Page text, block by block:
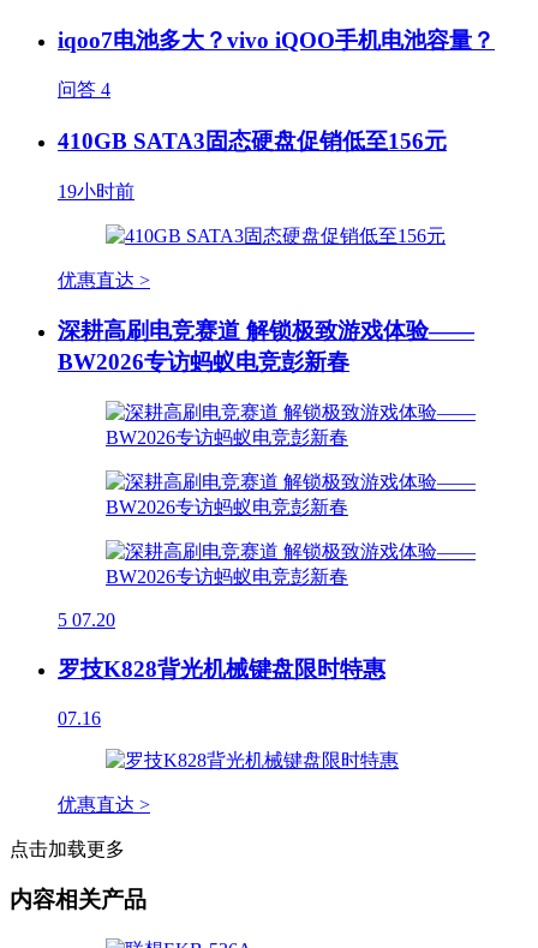
iqoo7电池多大？vivo iQOO手机电池容量？
问答 4
410GB SATA3固态硬盘促销低至156元
19小时前
优惠直达 >
深耕高刷电竞赛道 解锁极致游戏体验——
BW2026专访蚂蚁电竞彭新春
5 07.20
罗技K828背光机械键盘限时特惠
07.16
优惠直达 >
点击加载更多
内容相关产品